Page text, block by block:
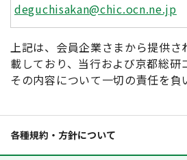
deguchisakan@chic.ocn.ne.jp
上記は、会員企業さまから提供さ
載しており、当行および京都総研
その内容について一切の責任を負
各種規約・方針について